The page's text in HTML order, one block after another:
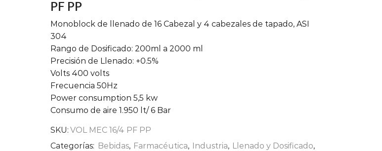
PF PP
Monoblock de llenado de 16 Cabezal y 4 cabezales de tapado, ASI
304
Rango de Dosificado: 200ml a 2000 ml
Precisión de Llenado: +0.5%
Volts 400 volts
Frecuencia 50Hz
Power consumption 5,5 kw
Consumo de aire 1.950 lt/ 6 Bar
SKU: VOL MEC 16/4 PF PP
Categorías: Bebidas, Farmacéutica, Industria, Llenado y Dosificado,